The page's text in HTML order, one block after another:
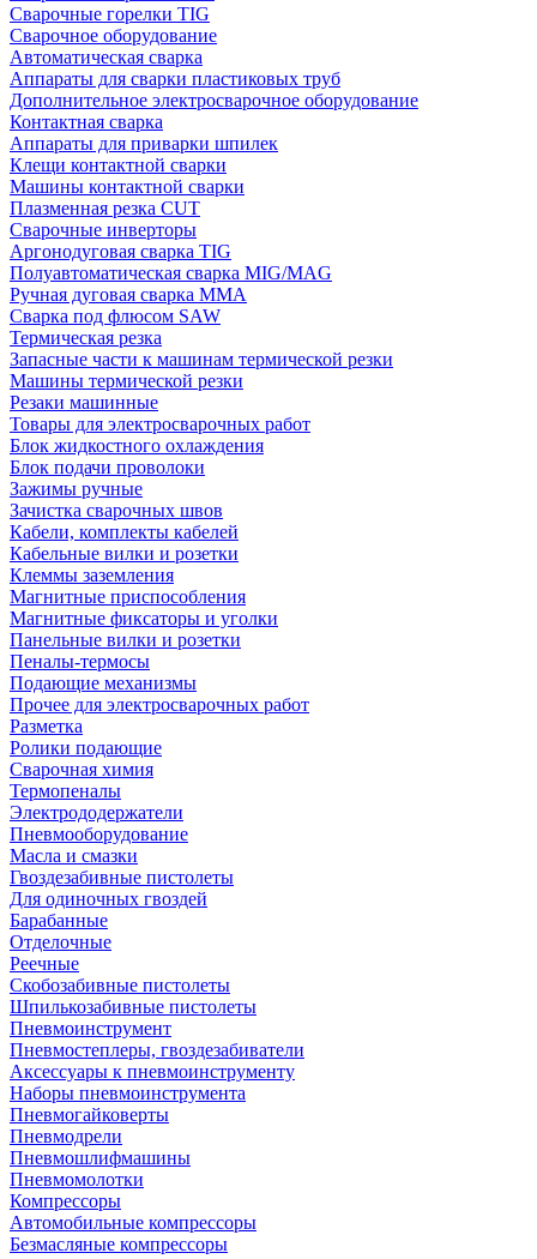
Сварочные горелки TIG
Сварочное оборудование
Автоматическая сварка
Аппараты для сварки пластиковых труб
Дополнительное электросварочное оборудование
Контактная сварка
Аппараты для приварки шпилек
Клещи контактной сварки
Машины контактной сварки
Плазменная резка CUT
Сварочные инверторы
Аргонодуговая сварка TIG
Полуавтоматическая сварка MIG/MAG
Ручная дуговая сварка MMA
Сварка под флюсом SAW
Термическая резка
Запасные части к машинам термической резки
Машины термической резки
Резаки машинные
Товары для электросварочных работ
Блок жидкостного охлаждения
Блок подачи проволоки
Зажимы ручные
Зачистка сварочных швов
Кабели, комплекты кабелей
Кабельные вилки и розетки
Клеммы заземления
Магнитные приспособления
Магнитные фиксаторы и уголки
Панельные вилки и розетки
Пеналы-термосы
Подающие механизмы
Прочее для электросварочных работ
Разметка
Ролики подающие
Сварочная химия
Термопеналы
Электрододержатели
Пневмооборудование
Масла и смазки
Гвоздезабивные пистолеты
Для одиночных гвоздей
Барабанные
Отделочные
Реечные
Скобозабивные пистолеты
Шпилькозабивные пистолеты
Пневмоинструмент
Пневмостеплеры, гвоздезабиватели
Аксессуары к пневмоинструменту
Наборы пневмоинструмента
Пневмогайковерты
Пневмодрели
Пневмошлифмашины
Пневмомолотки
Компрессоры
Автомобильные компрессоры
Безмасляные компрессоры